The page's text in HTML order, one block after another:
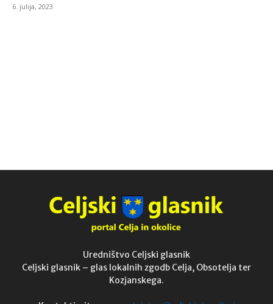
6. julija, 2023
Uredništvo Celjski glasnik
Celjski glasnik – glas lokalnih zgodb Celja, Obsotelja ter
Kozjanskega.